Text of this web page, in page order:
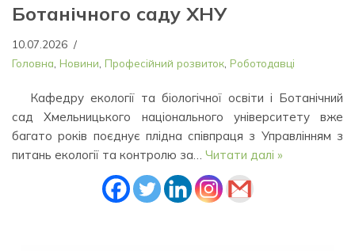
Ботанічного саду ХНУ
10.07.2026
Головна Новини Професійний розвиток Роботодавці
Кафедру екології та біологічної освіти і Ботанічний
сад Хмельницького національного університету вже
багато років поєднує плідна співпраця з Управлінням з
питань екології та контролю за… Читати далі »